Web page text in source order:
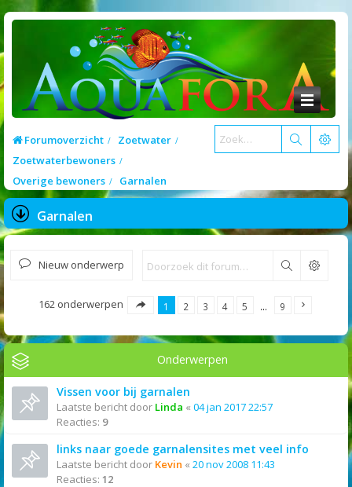
Forumoverzicht
Zoetwater
Zoetwaterbewoners
Overige bewoners
Garnalen
Garnalen
Nieuw onderwerp Zoek
162 onderwerpen 1 2 3 4 5 … 9
Onderwerpen
Vissen voor bij garnalen
Laatste bericht door Linda « 04 jan 2017 22:57
Reacties: 9
links naar goede garnalensites met veel info
Laatste bericht door Kevin « 20 nov 2008 11:43
Reacties: 12